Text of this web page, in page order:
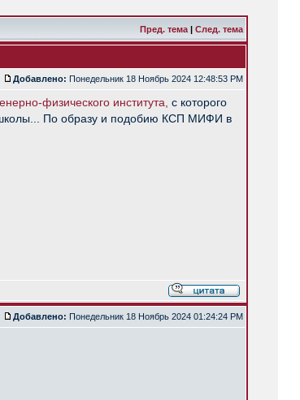
Пред. тема | След. тема
Добавлено: Понедельник 18 Ноябрь 2024 12:48:53 PM
физического института, с которого
школы... По образу и подобию КСП МИФИ в
Добавлено: Понедельник 18 Ноябрь 2024 01:24:24 PM